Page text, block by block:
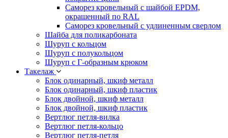
Саморез кровельный с шайбой EPDM,
окрашенный по RAL
Саморез кровельный с удлиненным сверлом
Шайба для поликарбоната
Шуруп с кольцом
Шуруп с полукольцом
Шуруп с Г-образным крюком
Такелаж
Блок одинарный, шкиф металл
Блок одинарный, шкиф пластик
Блок двойной, шкиф металл
Блок двойной, шкиф пластик
Вертлюг петля-вилка
Вертлюг петля-кольцо
Вертлюг петля-петля